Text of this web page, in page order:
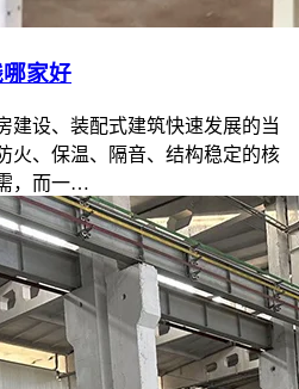
家好
建设、装配式建筑快速发展的当
火、保温、隔音、结构稳定的核
，而一…